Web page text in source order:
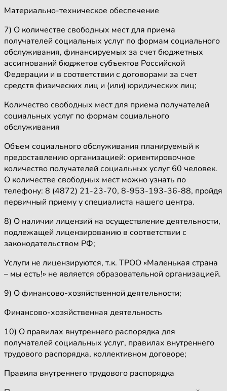
Материально-техническое обеспечение
7) О количестве свободных мест для приема
получателей социальных услуг по формам социального
обслуживания, финансируемых за счет бюджетных
ассигнований бюджетов субъектов Российской
Федерации и в соответствии с договорами за счет
средств физических лиц и (или) юридических лиц;
Количество свободных мест для приема получателей
социальных услуг по формам социального
обслуживания
Объем социального обслуживания планируемый к
предоставлению организацией: ориентировочное
количество получателей социальных услуг 60 человек.
О количестве свободных мест можно узнать по
телефону: 8 (4872) 21-23-70, 8-953-193-36-88, пройдя
первичный приему у специалиста нашего центра.
8) О наличии лицензий на осуществление деятельности,
подлежащей лицензированию в соответствии с
законодательством РФ;
Услуги не лицензируются, т.к. ТРОО «Маленькая страна
– мы есть!» не является образовательной организацией.
9) О финансово-хозяйственной деятельности;
Финансово-хозяйственная деятельность
10) О правилах внутреннего распорядка для
получателей социальных услуг, правилах внутреннего
трудового распорядка, коллективном договоре;
Правила внутреннего трудового распорядка